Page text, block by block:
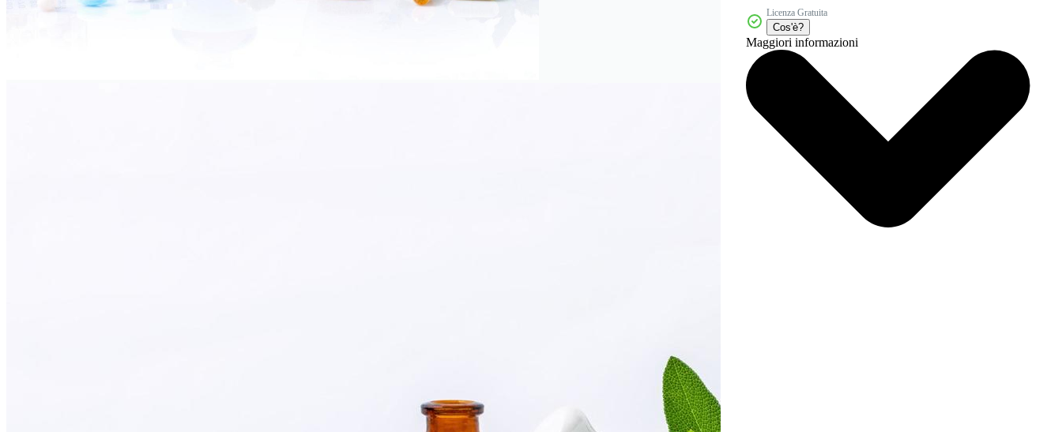
Licenza Gratuita
Cos'è?
Maggiori informazioni